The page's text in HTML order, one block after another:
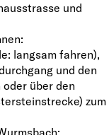
und
langsam fahren),
und den
über den
zum